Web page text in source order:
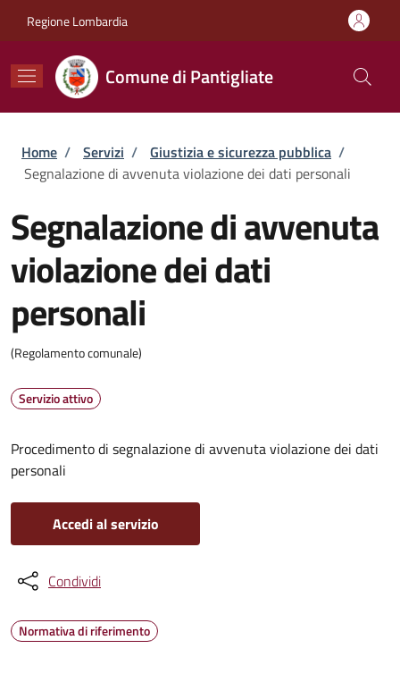
Regione Lombardia
Comune di Pantigliate
Briciole di pane
Home / Servizi / Giustizia e sicurezza pubblica /
Segnalazione di avvenuta violazione dei dati personali
Segnalazione di avvenuta
violazione dei dati
personali
(Regolamento comunale)
Servizio attivo
Procedimento di segnalazione di avvenuta violazione dei dati
personali
Accedi al servizio
Condividi
Normativa di riferimento